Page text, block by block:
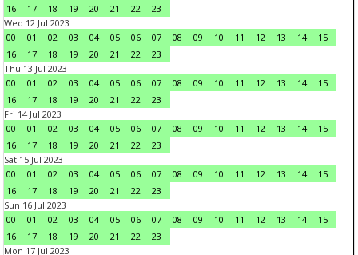
16
17 18 19 20 21 22
23
Wed 12 Jul 2023
00
01 02 03 04 05 06 07 08 09 10 11 12 13 14
15
16
17 18 19 20 21 22
23
Thu 13 Jul 2023
00
01 02 03 04 05 06 07 08 09 10 11 12 13 14
15
16
17 18 19 20 21 22
23
Fri 14 Jul 2023
00
01 02 03 04 05 06 07 08 09 10 11 12 13 14
15
16
17 18 19 20 21 22
23
Sat 15 Jul 2023
00
01 02 03 04 05 06 07 08 09 10 11 12 13 14
15
16
17 18 19 20 21 22
23
Sun 16 Jul 2023
00
01 02 03 04 05 06 07 08 09 10 11 12 13 14
15
16
17 18 19 20 21 22
23
Mon 17 Jul 2023